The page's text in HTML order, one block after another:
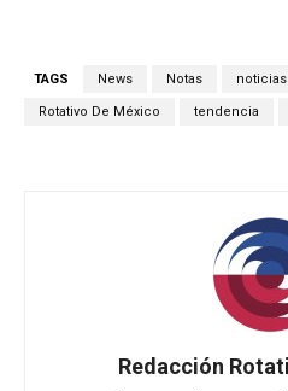
TAGS News Notas noticias
Rotativo De México tendencia
Redacción